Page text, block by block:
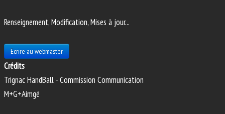
Renseignement, Modification, Mises à jour...
Ecrire au webmaster
Crédits
Trignac HandBall - Commission Communication
M+G+Aimgé